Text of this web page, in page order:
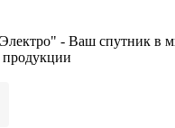
- Ваш спутник в
продукции